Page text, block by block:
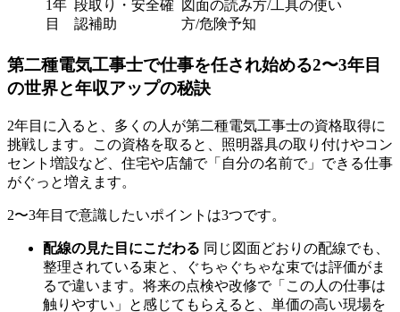
1年
目
段取り・安全確
認補助
図面の読み方/工具の使い
方/危険予知
第二種電気工事士で仕事を任され始める2〜3年目
の世界と年収アップの秘訣
2年目に入ると、多くの人が第二種電気工事士の資格取得に
挑戦します。この資格を取ると、照明器具の取り付けやコン
セント増設など、住宅や店舗で「自分の名前で」できる仕事
がぐっと増えます。
2〜3年目で意識したいポイントは3つです。
配線の見た目にこだわる 同じ図面どおりの配線でも、
整理されている束と、ぐちゃぐちゃな束では評価がま
るで違います。将来の点検や改修で「この人の仕事は
触りやすい」と感じてもらえると、単価の高い現場を